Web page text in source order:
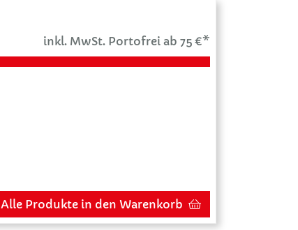
inkl. MwSt. Portofrei ab 75 €*
Alle Produkte in den Warenkorb